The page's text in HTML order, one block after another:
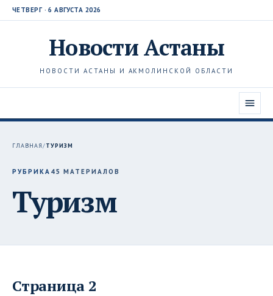
ЧЕТВЕРГ · 6 АВГУСТА 2026
НовостиАстаны
НОВОСТИ АСТАНЫ И АКМОЛИНСКОЙ ОБЛАСТИ
ГЛАВНАЯ/ТУРИЗМ
РУБРИКА 45 МАТЕРИАЛОВ
Туризм
Страница 2